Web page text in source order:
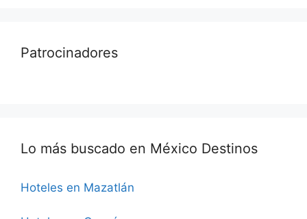
Patrocinadores
Lo más buscado en México Destinos
Hoteles en Mazatlán